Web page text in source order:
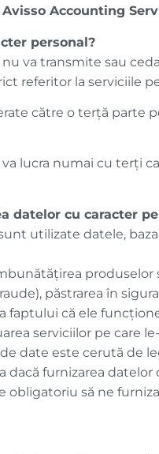
Avisso Accounting
personal?
nu va transmite sau
referitor la serviciile
către o terţă parte
va lucra numai cu terți
datelor cu caracter
utilizate datele,
produselor
păstrarea în
faptului că ele
serviciilor pe care
date este cerută de
dacă furnizarea
să ne